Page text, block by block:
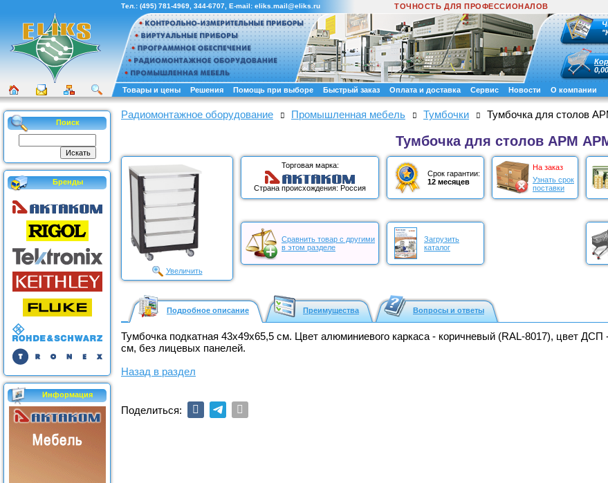
Тел.: (495) 781-4969 344-6707 , E-mail: eliks.mail@eliks.ru ТОЧНОСТЬ ДЛЯ ПРОФЕССИОНАЛОВ
Товары и цены Решения Помощь при выборе Быстрый заказ Оплата и доставка Сервис Новости О компании
Поиск
Бренды
Информация
Радиомонтажное оборудование Промышленная мебель Тумбочки Тумбочка для столов
Тумбочка для столов АРМ
Увеличить
Торговая марка:
Страна происхождения: Россия
Срок гарантии:
12 месяцев
На заказ
Узнать срок
поставки
Сравнить товар с другими
в этом разделе
Загрузить
каталог
Подробное описание Преимущества Вопросы и ответы
Тумбочка подкатная 43х49х65,5 см. Цвет алюминиевого каркаса - коричневый (RAL-8017), цвет
см, без лицевых панелей.
Назад в раздел
Поделиться: